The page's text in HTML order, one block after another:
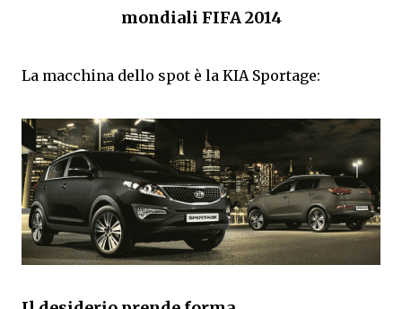
mondiali FIFA 2014
La macchina dello spot è la KIA Sportage: